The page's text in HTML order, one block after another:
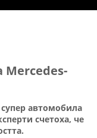
Mercedes-
супер автомобила
счетоха, че